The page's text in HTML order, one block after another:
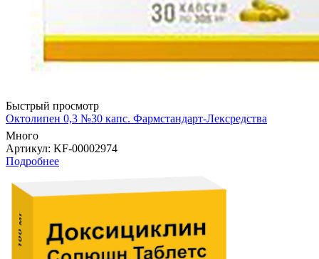
Быстрый просмотр
Октолипен 0,3 №30 капс. Фармстандарт-Лексредства
Много
Артикул: KF-00002974
Подробнее